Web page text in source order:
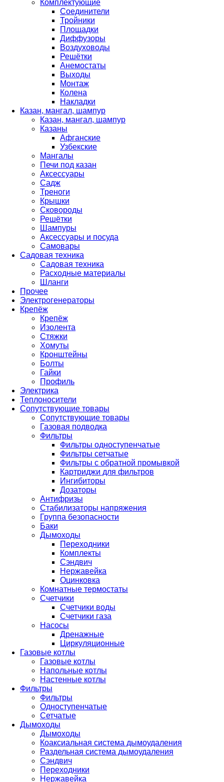
Комплектующие
Соединители
Тройники
Площадки
Диффузоры
Воздуховоды
Решётки
Анемостаты
Выходы
Монтаж
Колена
Накладки
Казан, мангал, шампур
Казан, мангал, шампур
Казаны
Афганские
Узбекские
Мангалы
Печи под казан
Аксессуары
Садж
Треноги
Крышки
Сковороды
Решётки
Шампуры
Аксессуары и посуда
Самовары
Садовая техника
Садовая техника
Расходные материалы
Шланги
Прочее
Электрогенераторы
Крепёж
Крепёж
Изолента
Стяжки
Хомуты
Кронштейны
Болты
Гайки
Профиль
Электрика
Теплоносители
Сопутствующие товары
Сопутствующие товары
Газовая подводка
Фильтры
Фильтры одноступенчатые
Фильтры сетчатые
Фильтры с обратной промывкой
Картриджи для фильтров
Ингибиторы
Дозаторы
Антифризы
Стабилизаторы напряжения
Группа безопасности
Баки
Дымоходы
Переходники
Комплекты
Сэндвич
Нержавейка
Оцинковка
Комнатные термостаты
Счетчики
Счетчики воды
Счетчики газа
Насосы
Дренажные
Циркуляционные
Газовые котлы
Газовые котлы
Напольные котлы
Настенные котлы
Фильтры
Фильтры
Одноступенчатые
Сетчатые
Дымоходы
Дымоходы
Коаксиальная система дымоудаления
Раздельная система дымоудаления
Сэндвич
Переходники
Нержавейка